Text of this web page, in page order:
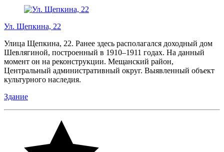
Ул. Щепкина, 22
Улица Щепкина, 22. Ранее здесь располагался доходный дом
Шевлягиной, построенный в 1910–1911 годах. На данный
момент он на реконструкции. Мещанский район,
Центральный административный округ. Выявленный объект
культурного наследия.
Здание